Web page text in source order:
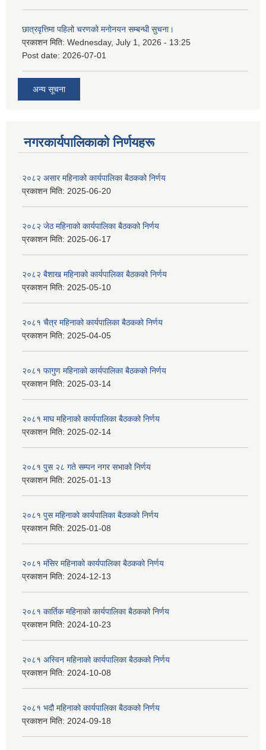
छात्रवृत्तिमा पहिलो चरणको मनोनयन सम्बन्धी सुचना।
प्रकाशन मिति: Wednesday, July 1, 2026 - 13:25
Post date: 2026-07-01
अन्य सूचना
नगरकार्यपालिकाकाे निर्णयहरू
२०८२ असार महिनाको कार्यपालिका बैठकको निर्णय
प्रकाशन मिति: 2025-06-20
२०८२ जेठ महिनाको कार्यपालिका बैठकको निर्णय
प्रकाशन मिति: 2025-06-17
२०८२ बैशाख महिनाको कार्यपालिका बैठकको निर्णय
प्रकाशन मिति: 2025-05-10
२०८१ चैत्र महिनाको कार्यपालिका बैठकको निर्णय
प्रकाशन मिति: 2025-04-05
२०८१ फागुण महिनाको कार्यपालिका बैठकको निर्णय
प्रकाशन मिति: 2025-03-14
२०८१ माघ महिनाको कार्यपालिका बैठकको निर्णय
प्रकाशन मिति: 2025-02-14
२०८१ पुस २८ गते सम्प‍न नगर सभाको निर्णय
प्रकाशन मिति: 2025-01-13
२०८१ पुस महिनाको कार्यपालिका बैठकको निर्णय
प्रकाशन मिति: 2025-01-08
२०८१ मंसिर महिनाको कार्यपालिका बैठकको निर्णय
प्रकाशन मिति: 2024-12-13
२०८१ कार्तिक महिनाको कार्यपालिका बैठकको निर्णय
प्रकाशन मिति: 2024-10-23
२०८१ अस्विन महिनाको कार्यपालिका बैठकको निर्णय
प्रकाशन मिति: 2024-10-08
२०८१ भदौ महिनाको कार्यपालिका बैठकको निर्णय
प्रकाशन मिति: 2024-09-18